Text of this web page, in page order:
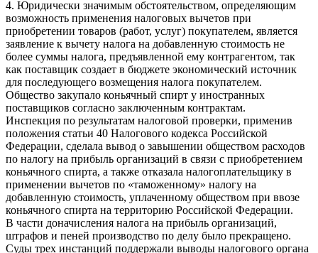
4. Юридически значимым обстоятельством, определяющим
возможность применения налоговых вычетов при
приобретении товаров (работ, услуг) покупателем, является
заявление к вычету налога на добавленную стоимость не
более суммы налога, предъявленной ему контрагентом, так
как поставщик создает в бюджете экономический источник
для последующего возмещения налога покупателем.
Общество закупало коньячный спирт у иностранных
поставщиков согласно заключенным контрактам.
Инспекция по результатам налоговой проверки, применив
положения статьи 40 Налогового кодекса Российской
Федерации, сделала вывод о завышении обществом расходов
по налогу на прибыль организаций в связи с приобретением
коньячного спирта, а также отказала налогоплательщику в
применении вычетов по «таможенному» налогу на
добавленную стоимость, уплаченному обществом при ввозе
коньячного спирта на территорию Российской Федерации.
В части доначисления налога на прибыль организаций,
штрафов и пеней производство по делу было прекращено.
Суды трех инстанций поддержали выводы налогового органа